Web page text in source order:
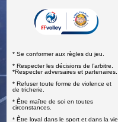
* Se conformer aux règles du jeu.
* Respecter les décisions de l’arbitre.
*Respecter adversaires et partenaires.
* Refuser toute forme de violence et
de tricherie.
* Être maître de soi en toutes
circonstances.
* Être loyal dans le sport et dans la vie.